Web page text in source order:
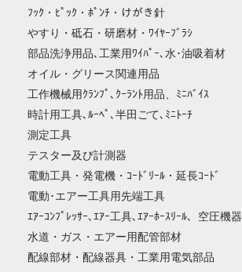
ﾌｯｸ・ﾋﾟｯｸ・ﾎﾟﾝﾁ・けがき針
やすり・砥石・研磨材・ﾜｲﾔｰﾌﾞﾗｼ
部品洗浄用品､工業用ﾜｲﾊﾟｰ､水･油吸着材
オイル・グリース関連用品
工作機械用ｸﾗﾝﾌﾟ､ｸｰﾗﾝﾄ用品、ﾐﾆﾊﾞｲｽ
時計用工具､ﾙｰﾍﾟ､半田ごて､ﾐﾆﾄｰﾁ
測定工具
テスター及び計測器
電動工具・発電機・ｺｰﾄﾞﾘｰﾙ・延長ｺｰﾄﾞ
電動･エアー工具用先端工具
ｴｱｰｺﾝﾌﾟﾚｯｻｰ､ｴｱｰ工具､ｴｱｰﾎｰｽﾘｰﾙ、空圧機器
水道・ガス・エアー用配管部材
配線部材・配線器具・工業用電気部品